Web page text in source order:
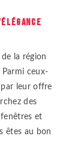
la région
Parmi ceux-
par leur offre
des
et
êtes au bon